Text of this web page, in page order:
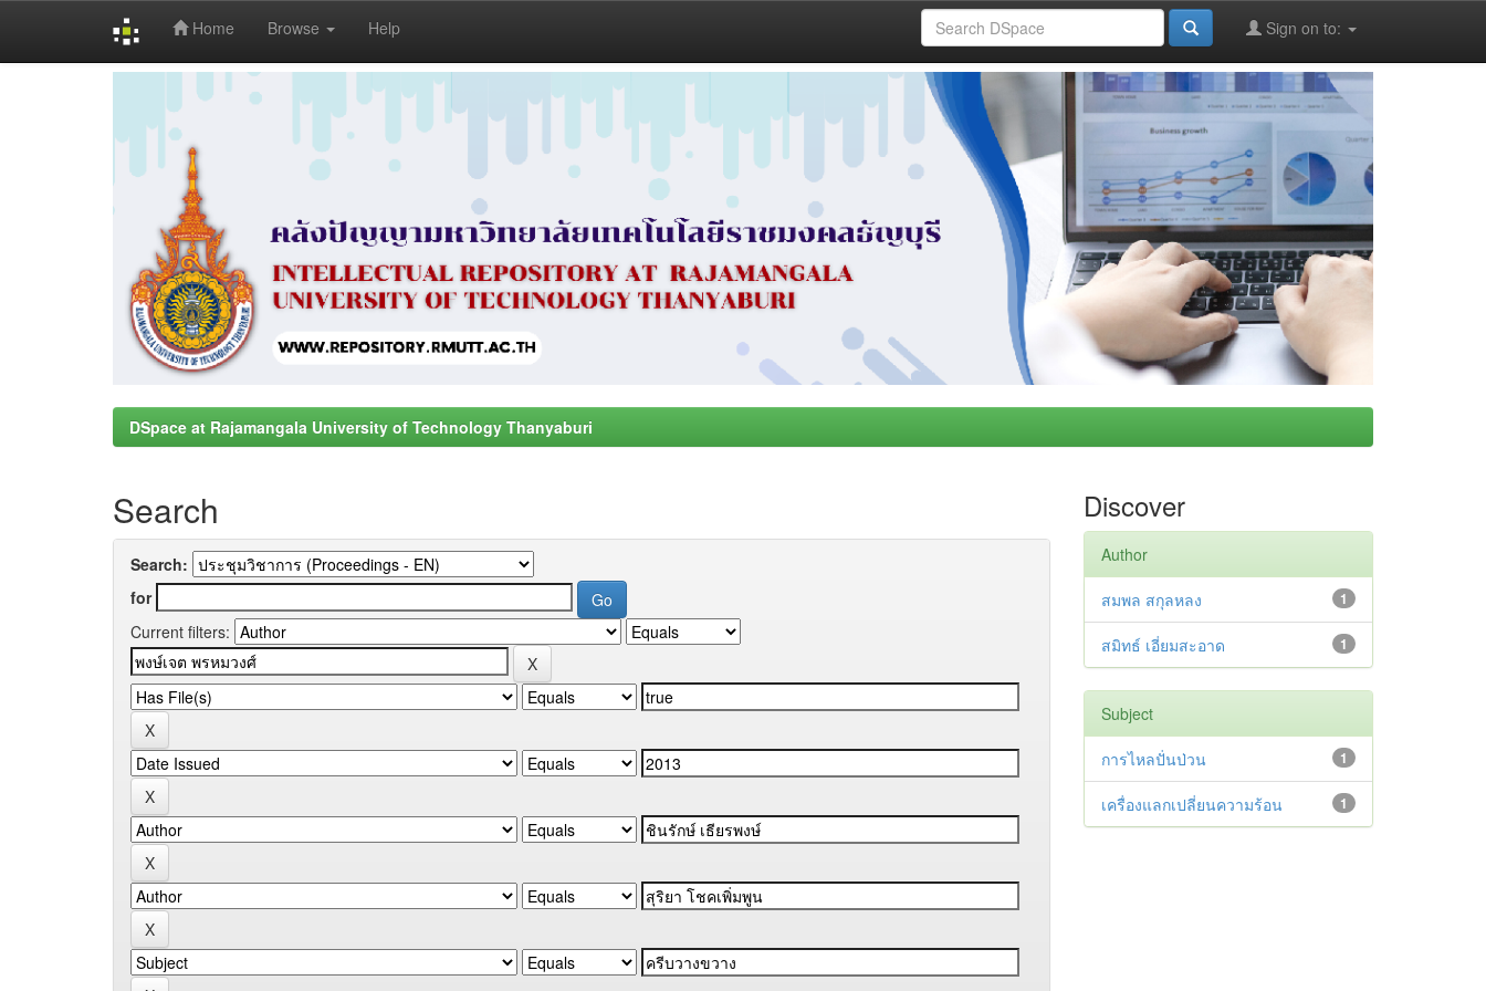
Home Browse Help Sign on to:
DSpace at Rajamangala University of Technology Thanyaburi
Search
Search:
for
Current filters:
Discover
Author
1
สมพล สกุลหลง
1
สมิทธ์ เอี่ยมสะอาด
Subject
1
การไหลปั่นป่วน
1
เครื่องแลกเปลี่ยนความร้อน